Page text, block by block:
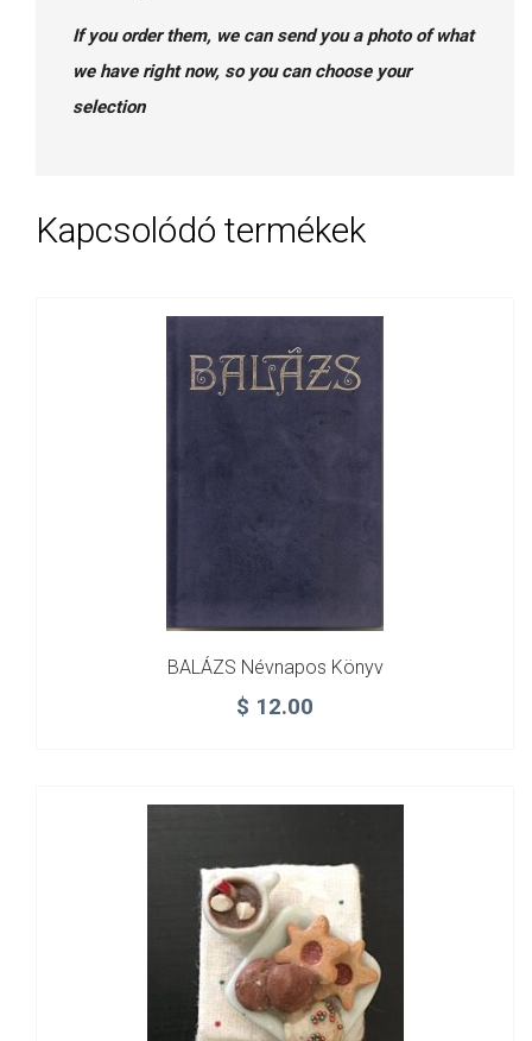
If you order them, we can send you a photo of what
we have right now, so you can choose your
selection
Kapcsolódó termékek
BALÁZS Névnapos Könyv
$ 12.00